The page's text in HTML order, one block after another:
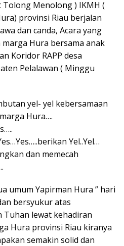
Menolong ) IKMH (
provinsi Riau berjalan
dan canda, Acara yang
Hura bersama anak
Koridor RAPP desa
Pelalawan ( Minggu
yel- yel kebersamaan
Hura….
Yel..Yel…
dan memecah
umum Yapirman Hura ” hari
bersyukur atas
Tuhan lewat kehadiran
Hura provinsi Riau kiranya
semakin solid dan